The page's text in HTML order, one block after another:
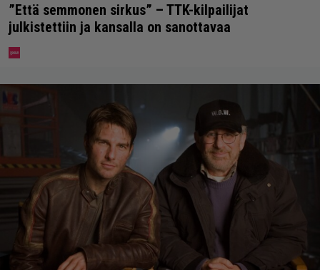
”Että semmonen sirkus” – TTK-kilpailijat
julkistettiin ja kansalla on sanottavaa